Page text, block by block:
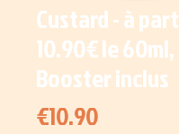
Custard - à
10.90€ le 60ml,
Booster inclus
€10.90Price